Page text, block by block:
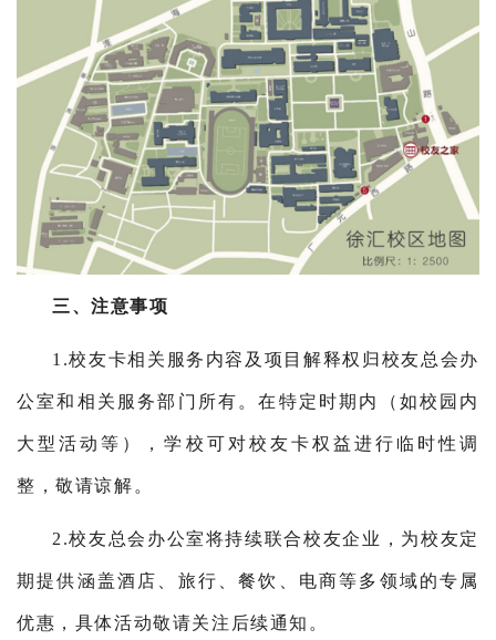
三、注意事项
1.校友卡相关服务内容及项目解释权归校友总会办
公室和相关服务部门所有。在特定时期内（如校园内
大型活动等），学校可对校友卡权益进行临时性调
整，敬请谅解。
2.校友总会办公室将持续联合校友企业，为校友定
期提供涵盖酒店、旅行、餐饮、电商等多领域的专属
优惠，具体活动敬请关注后续通知。